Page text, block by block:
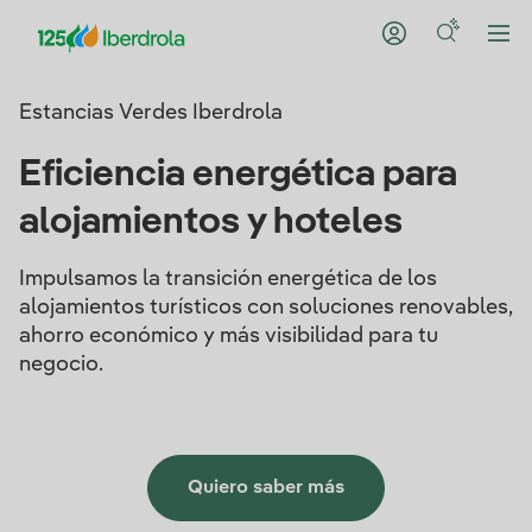
Estancias Verdes Iberdrola
Eficiencia energética para
alojamientos y hoteles
Impulsamos la transición energética de los
alojamientos turísticos con soluciones renovables,
ahorro económico y más visibilidad para tu
negocio.
Quiero saber más